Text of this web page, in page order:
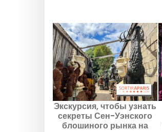
Экскурсия, чтобы узнать
секреты Сен-Уэнского
блошиного рынка на